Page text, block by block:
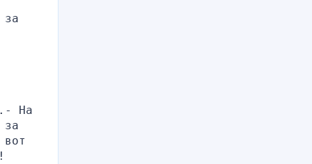
за
На
за